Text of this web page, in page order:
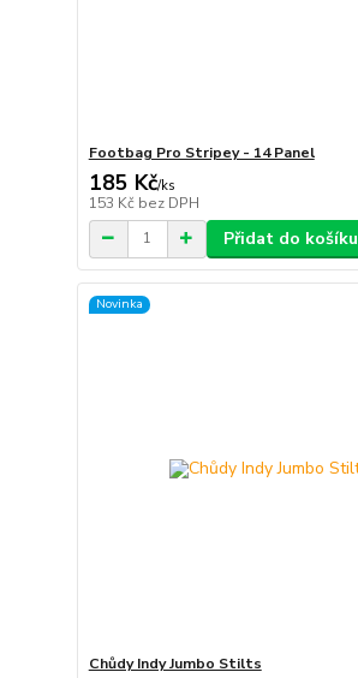
Footbag Pro Stripey - 14 Panel
185 Kč/ks
153 Kč bez DPH
Přidat do košíku
Novinka
Chůdy Indy Jumbo Stilts